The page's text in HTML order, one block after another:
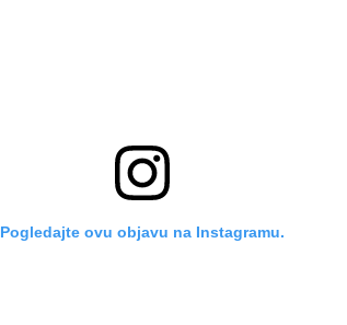
Pogledajte ovu objavu na Instagramu.